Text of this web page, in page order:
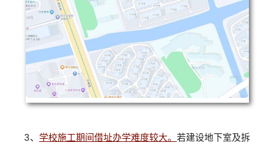
3、 学校施工期间借址办学难度较大。 若建设地下室及拆